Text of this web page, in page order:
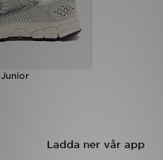
Ladda ner vår app